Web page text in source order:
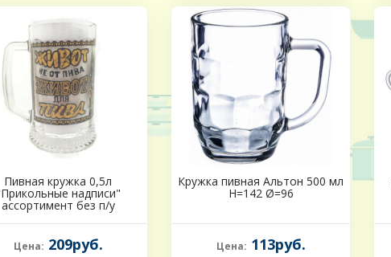
Пивная кружка 0,5л
надписи"
ассортимент без п/у
Цена: 209руб.
Кружка пивная Альтон 500 мл
H=142 Ø=96
Цена: 113руб.